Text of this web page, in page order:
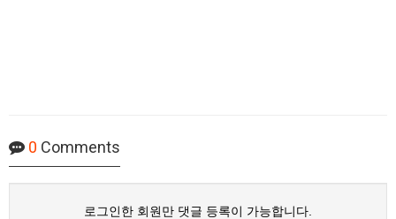
0 Comments
로그인한 회원만 댓글 등록이 가능합니다.